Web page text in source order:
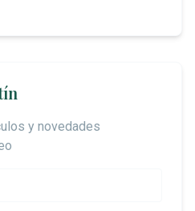
y novedades